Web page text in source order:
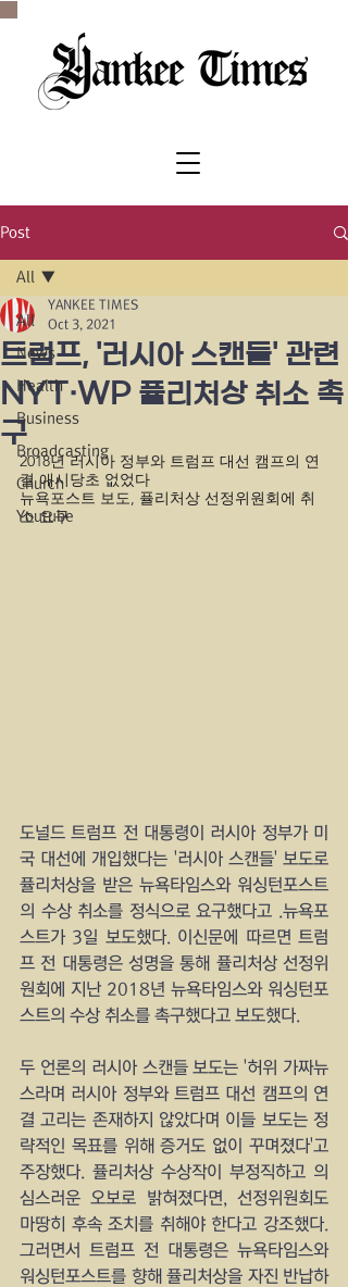
Post
All
News
Health
Business
Broadcasting
Church
Youtube
All
트럼프, '러시아 스캔들' 관련
NYT·WP 퓰리처상 취소 촉
구
YANKEE TIMES
Oct 3, 2021
2018년 러시아 정부와 트럼프 대선 캠프의 연
결 애시당초 없었다
뉴욕포스트 보도, 퓰리처상 선정위원회에 취
소 요구
도널드 트럼프 전 대통령이 러시아 정부가 미
국 대선에 개입했다는 '러시아 스캔들' 보도로
퓰리처상을 받은 뉴욕타임스와 워싱턴포스트
의 수상 취소를 정식으로 요구했다고 .뉴욕포
스트가 3일 보도했다. 이신문에 따르면 트럼
프 전 대통령은 성명을 통해 퓰리처상 선정위
원회에 지난 2018년 뉴욕타임스와 워싱턴포
스트의 수상 취소를 촉구했다고 보도했다.
두 언론의 러시아 스캔들 보도는 '허위 가짜뉴
스라며 러시아 정부와 트럼프 대선 캠프의 연
결 고리는 존재하지 않았다며 이들 보도는 정
략적인 목표를 위해 증거도 없이 꾸며졌다'고
주장했다. 퓰리처상 수상작이 부정직하고 의
심스러운 오보로 밝혀졌다면, 선정위원회도
마땅히 후속 조치를 취해야 한다고 강조했다.
그러면서 트럼프 전 대통령은 뉴욕타임스와
워싱턴포스트를 향해 퓰리처상을 자진 반납하